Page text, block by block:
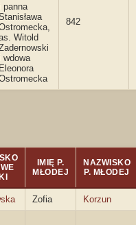
panna
Witold
wdowa
Eleonora
842
IMIĘ P.
MŁODEJ
NAZWISKO
P. MŁODEJ
Zofia Korzun